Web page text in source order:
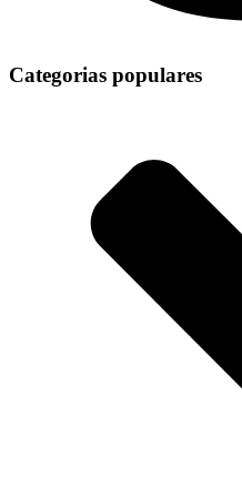
Categorias populares